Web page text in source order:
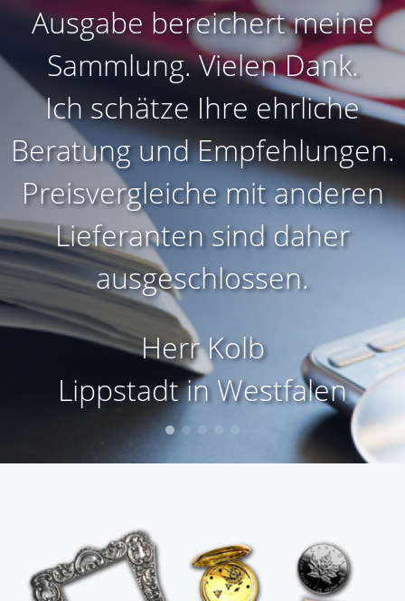
Ausgabe bereichert meine
Sammlung. Vielen Dank.
Ich schätze Ihre ehrliche
Beratung und Empfehlungen.
Preisvergleiche mit anderen
Lieferanten sind daher
ausgeschlossen.
Herr Kolb
Lippstadt in Westfalen